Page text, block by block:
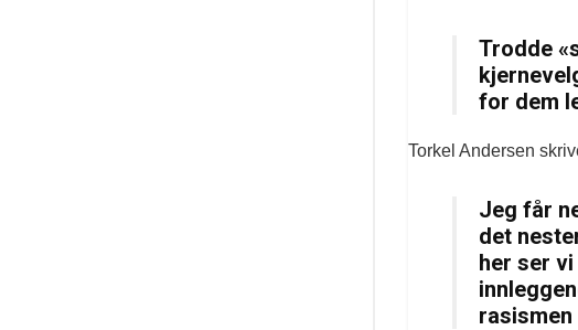
Trodde
for dem
Torkel Andersen
Jeg får
det
her ser